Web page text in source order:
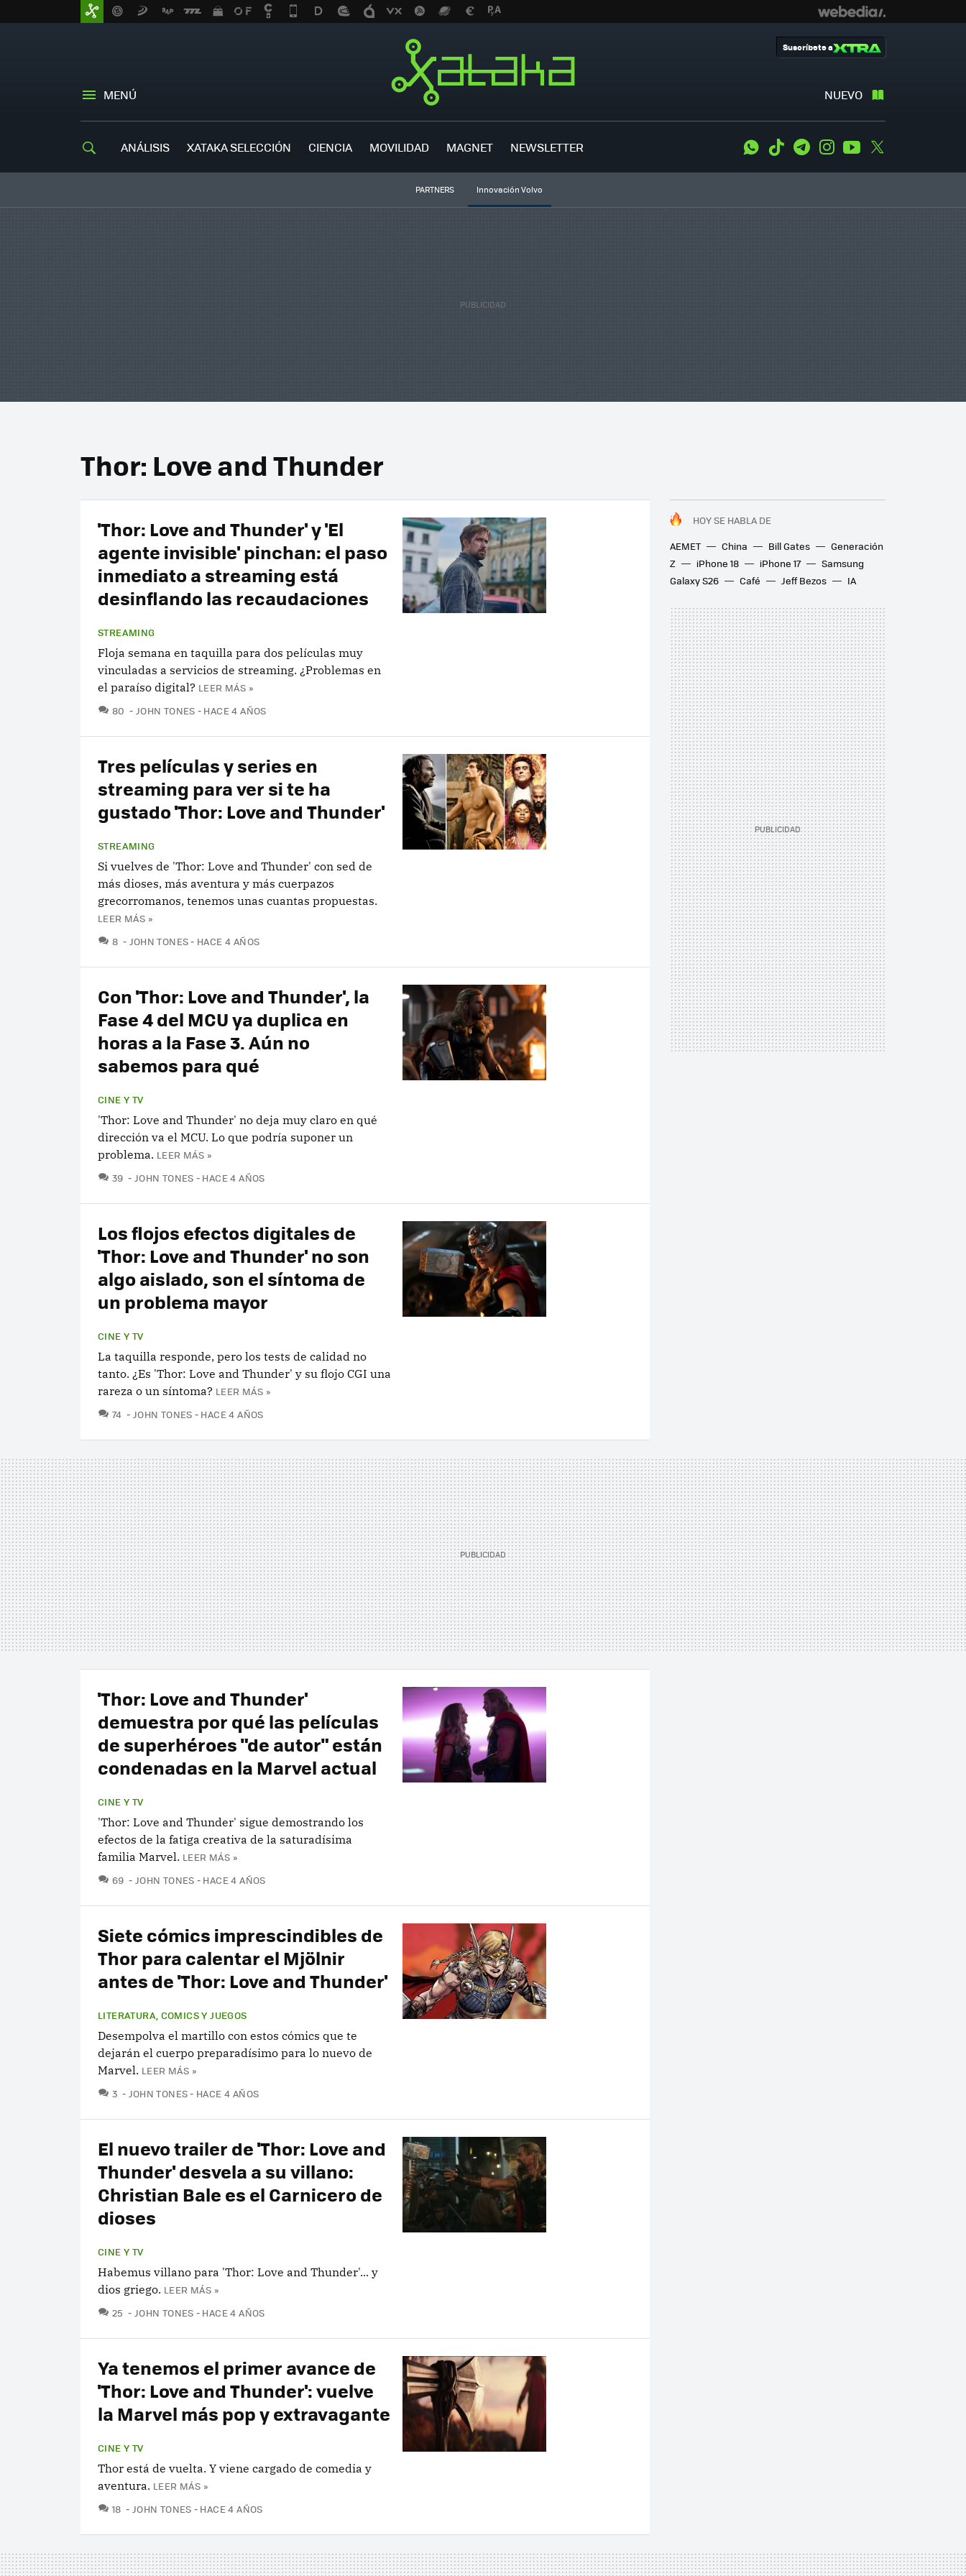
MENÚ NUEVO
Suscríbete a
ANÁLISIS XATAKA SELECCIÓN CIENCIA MOVILIDAD MAGNET NEWSLETTER WhatsApp
Tiktok TelegramInstagramYoutube
PARTNERS Innovación Volvo
Thor: Love and Thunder
HOY SE HABLA DE
AEMET
China Bill Gates
Generación
Z
iPhone 18 iPhone 17
Samsung
Galaxy S26
Café Jeff Bezos IA
'Thor: Love and Thunder' y 'El
agente invisible' pinchan: el paso
inmediato a streaming está
desinflando las recaudaciones
STREAMING
Floja semana en taquilla para dos películas muy
vinculadas a servicios de streaming. ¿Problemas en
el paraíso digital? LEER MÁS »
80 COMENTARIOS
JOHN TONES HACE 4 AÑOS
Tres películas y series en
streaming para ver si te ha
gustado 'Thor: Love and Thunder'
STREAMING
Si vuelves de 'Thor: Love and Thunder' con sed de
más dioses, más aventura y más cuerpazos
grecorromanos, tenemos unas cuantas propuestas.
LEER MÁS »
8 COMENTARIOS
JOHN TONES HACE 4 AÑOS
Con 'Thor: Love and Thunder', la
Fase 4 del MCU ya duplica en
horas a la Fase 3. Aún no
sabemos para qué
CINE Y TV
'Thor: Love and Thunder' no deja muy claro en qué
dirección va el MCU. Lo que podría suponer un
problema. LEER MÁS »
39 COMENTARIOS
JOHN TONES HACE 4 AÑOS
Los flojos efectos digitales de
'Thor: Love and Thunder' no son
algo aislado, son el síntoma de
un problema mayor
CINE Y TV
La taquilla responde, pero los tests de calidad no
tanto. ¿Es 'Thor: Love and Thunder' y su flojo CGI una
rareza o un síntoma? LEER MÁS »
74 COMENTARIOS
JOHN TONES HACE 4 AÑOS
'Thor: Love and Thunder'
demuestra por qué las películas
de superhéroes "de autor" están
condenadas en la Marvel actual
CINE Y TV
'Thor: Love and Thunder' sigue demostrando los
efectos de la fatiga creativa de la saturadísima
familia Marvel. LEER MÁS »
69 COMENTARIOS
JOHN TONES HACE 4 AÑOS
Siete cómics imprescindibles de
Thor para calentar el Mjölnir
antes de 'Thor: Love and Thunder'
LITERATURA, COMICS Y JUEGOS
Desempolva el martillo con estos cómics que te
dejarán el cuerpo preparadísimo para lo nuevo de
Marvel. LEER MÁS »
3 COMENTARIOS
JOHN TONES HACE 4 AÑOS
El nuevo trailer de 'Thor: Love and
Thunder' desvela a su villano:
Christian Bale es el Carnicero de
dioses
CINE Y TV
Habemus villano para 'Thor: Love and Thunder'... y
dios griego. LEER MÁS »
25 COMENTARIOS
JOHN TONES HACE 4 AÑOS
Ya tenemos el primer avance de
'Thor: Love and Thunder': vuelve
la Marvel más pop y extravagante
CINE Y TV
Thor está de vuelta. Y viene cargado de comedia y
aventura. LEER MÁS »
18 COMENTARIOS
JOHN TONES HACE 4 AÑOS